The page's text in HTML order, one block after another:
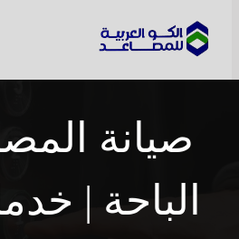
صيانة
الباحة |